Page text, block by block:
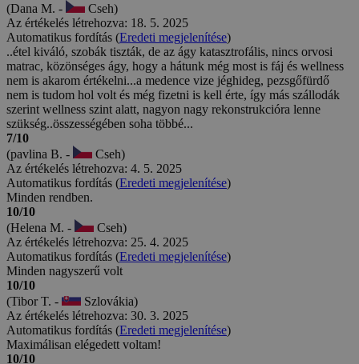
(Dana M. -
Cseh)
Az értékelés létrehozva: 18. 5. 2025
Automatikus fordítás (Eredeti megjelenítése)
..étel kiváló, szobák tiszták, de az ágy katasztrofális, nincs orvosi
matrac, közönséges ágy, hogy a hátunk még most is fáj és wellness
nem is akarom értékelni...a medence vize jéghideg, pezsgőfürdő
nem is tudom hol volt és még fizetni is kell érte, így más szállodák
szerint wellness szint alatt, nagyon nagy rekonstrukcióra lenne
szükség..összességében soha többé...
7/10
(pavlina B. -
Cseh)
Az értékelés létrehozva: 4. 5. 2025
Automatikus fordítás (Eredeti megjelenítése)
Minden rendben.
10/10
(Helena M. -
Cseh)
Az értékelés létrehozva: 25. 4. 2025
Automatikus fordítás (Eredeti megjelenítése)
Minden nagyszerű volt
10/10
(Tibor T. -
Szlovákia)
Az értékelés létrehozva: 30. 3. 2025
Automatikus fordítás (Eredeti megjelenítése)
Maximálisan elégedett voltam!
10/10